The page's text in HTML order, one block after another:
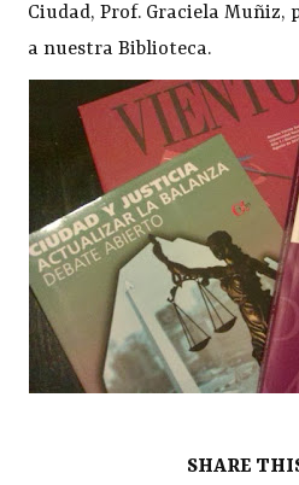
Ciudad, Prof. Graciela Muñiz,
a nuestra Biblioteca.
SHARE